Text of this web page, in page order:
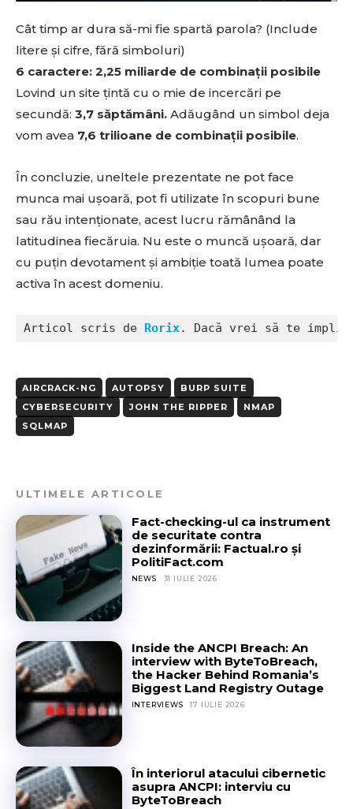
Cât timp ar dura să-mi fie spartă parola? (Include
litere și cifre, fără simboluri)
6 caractere: 2,25 miliarde de combinații posibile
Lovind un site țintă cu o mie de incercări pe
secundă: 3,7 săptămâni. Adăugând un simbol deja
vom avea 7,6 trilioane de combinații posibile.
În concluzie, uneltele prezentate ne pot face
munca mai ușoară, pot fi utilizate în scopuri bune
sau rău intenționate, acest lucru rămânând la
latitudinea fiecăruia. Nu este o muncă ușoară, dar
cu puțin devotament și ambiție toată lumea poate
activa în acest domeniu.
Articol scris de Rorix. Dacă vrei să te
AIRCRACK-NG AUTOPSY
BURP SUITE
CYBERSECURITY
JOHN THE RIPPER
NMAP
SQLMAP
ULTIMELE ARTICOLE
Fact-checking-ul ca instrument
de securitate contra
dezinformării: Factual.ro și
PolitiFact.com
NEWS 31 IULIE 2026
Inside the ANCPI Breach: An
interview with ByteToBreach,
the Hacker Behind Romania’s
Biggest Land Registry Outage
INTERVIEWS 17 IULIE 2026
În interiorul atacului cibernetic
asupra ANCPI: interviu cu
ByteToBreach